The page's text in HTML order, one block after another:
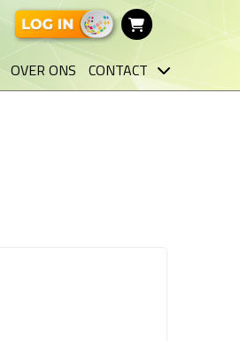
OVER ONS CONTACT